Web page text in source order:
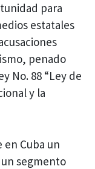
para
estatales
penado
No. 88 “Ley de
y la
Cuba un
segmento